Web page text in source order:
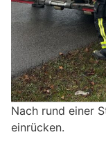
Nach rund einer
einrücken.